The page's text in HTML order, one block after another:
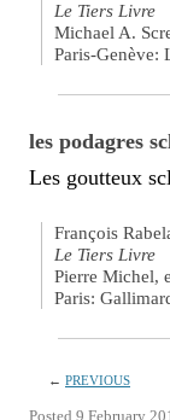
Le Tiers Livre
Michael A.
Paris-Genève:
les podagres
Les goutteux
François
Le Tiers Livre
Pierre Michel,
Paris:
← PREVIOUS
Posted 9 February